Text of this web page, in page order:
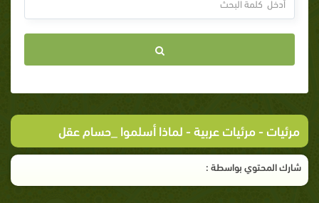
مرئيات -مرئيات عربية- لماذا أسلموا _حسام عقل
شارك المحتوي بواسطة :